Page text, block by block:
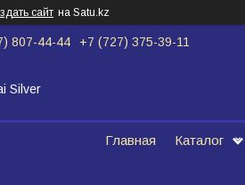
сайт на Satu.kz
807-44-44 +7 (727) 375-39-11
Silver
Главная Каталог